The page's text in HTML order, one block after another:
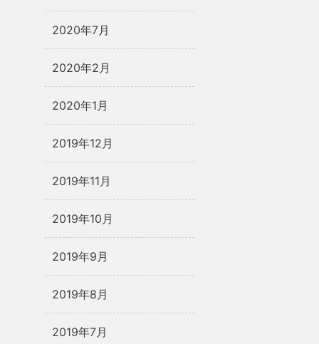
2020年7月
2020年2月
2020年1月
2019年12月
2019年11月
2019年10月
2019年9月
2019年8月
2019年7月